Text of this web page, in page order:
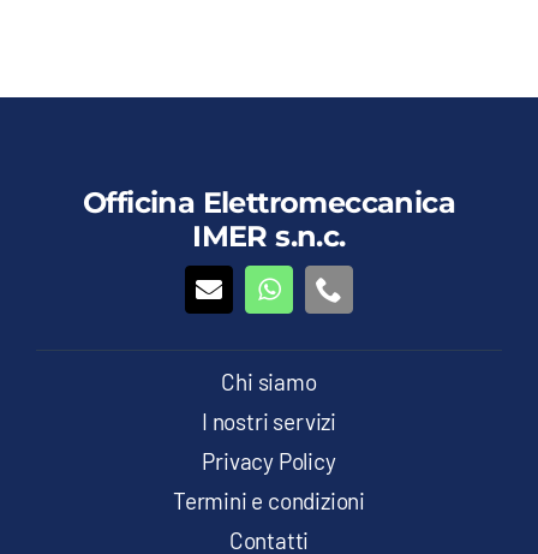
Le
opzioni
possono
essere
scelte
nella
del
prodotto
Officina Elettromeccanica
IMER s.n.c.
Chi siamo
I nostri servizi
Privacy Policy
Termini e condizioni
Contatti